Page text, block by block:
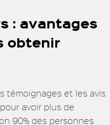
: avantages
obtenir
témoignages et les avis
avoir plus de
90% des personnes